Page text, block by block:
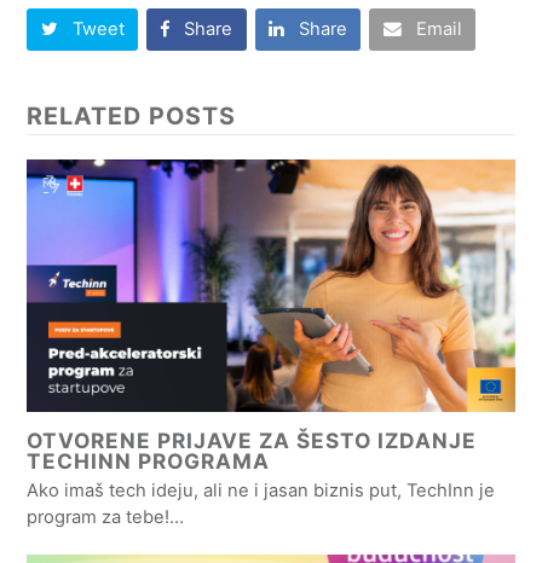
Tweet Share Share Email
RELATED POSTS
OTVORENE PRIJAVE ZA ŠESTO IZDANJE
TECHINN PROGRAMA
Ako imaš tech ideju, ali ne i jasan biznis put, TechInn je
program za tebe!…